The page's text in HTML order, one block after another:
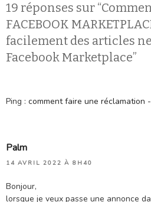
19 réponses sur
FACEBOOK
facilement des articles
Facebook Marketplace”
Ping : comment faire une réclamation
Palm
14 AVRIL 2022 À 8H40
Bonjour,
lorsque je veux passe une annonce